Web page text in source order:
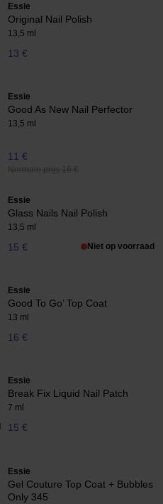
Essie
Original Nail Polish
13,5 ml
13 €
Essie
Good As New Nail Perfector
13,5 ml
11 €
Normale prijs 16 €
Essie
Glass Nails Nail Polish
13,5 ml
15 € Niet op voorraad
Essie
Good To Go’ Top Coat
13 ml
16 €
Essie
Break Fix Liquid Nail Patch
7 ml
15 €
Essie
Gel Couture Top Coat + Bubbles
Only 345